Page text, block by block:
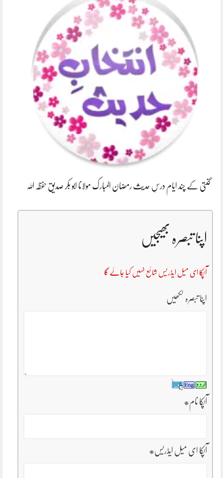
گنتی کے چند ایام درسِ حدیث رمضان المبارک مولانا ابو بکر صدیق حفظہ اللہ
اپنا تبصرہ بھیجیں
آپکا ای میل ایڈریس شائع نہیں کیا جائے گا
اپنا تبصرہ لکھیں
آپکا نام*
آپکا ای میل ایڈریس*